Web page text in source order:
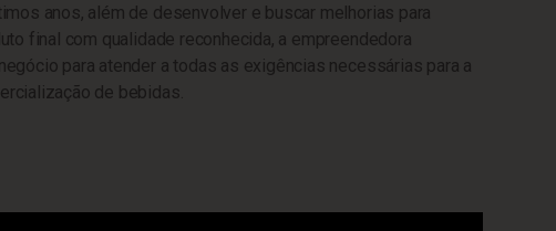
anos, além de desenvolver e buscar melhorias para
final com qualidade reconhecida, a empreendedora
para atender a todas as exigências necessárias para a
de bebidas.